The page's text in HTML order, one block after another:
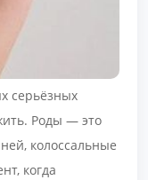
серьёзных
Роды — это
колоссальные
когда